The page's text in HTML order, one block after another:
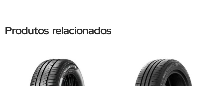
Produtos relacionados